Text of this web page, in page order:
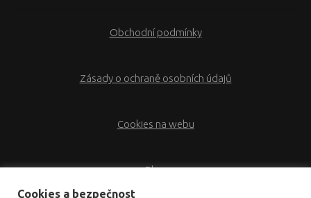
Obchodní podmínky
Zásady o ochraně osobních údajů
Cookies na webu
Blog
Cookies a bezpečnost